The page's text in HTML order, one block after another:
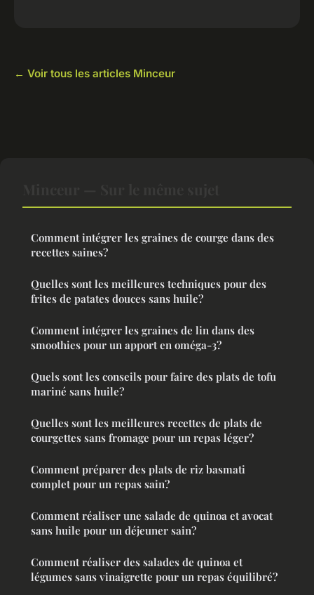
← Voir tous les articles Minceur
Comment intégrer les graines de courge dans des
recettes saines?
Quelles sont les meilleures techniques pour des
frites de patates douces sans huile?
Comment intégrer les graines de lin dans des
smoothies pour un apport en oméga-3?
Quels sont les conseils pour faire des plats de tofu
mariné sans huile?
Quelles sont les meilleures recettes de plats de
courgettes sans fromage pour un repas léger?
Comment préparer des plats de riz basmati
complet pour un repas sain?
Comment réaliser une salade de quinoa et avocat
sans huile pour un déjeuner sain?
Comment réaliser des salades de quinoa et
légumes sans vinaigrette pour un repas équilibré?